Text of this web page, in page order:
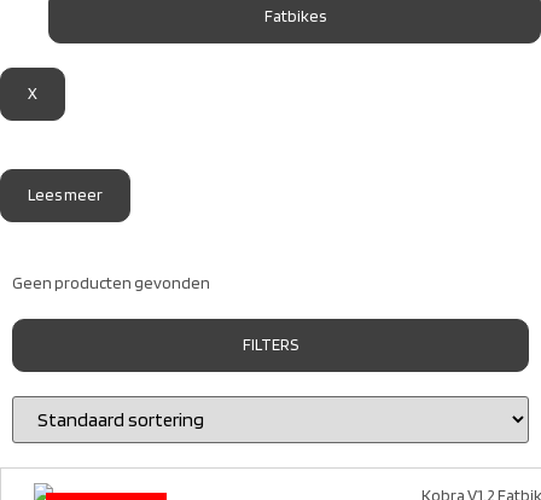
Fatbikes
X
Lees meer
Geen producten gevonden
FILTERS